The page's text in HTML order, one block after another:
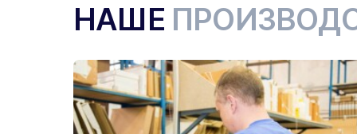
НАШЕ